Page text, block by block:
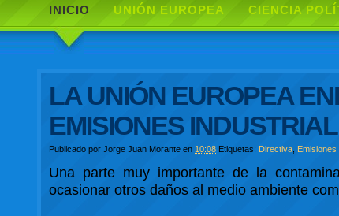
INICIO UNIÓN EUROPEA CIENCIA
LA UNIÓN EUROPEA
EMISIONES
Publicado porJorge Juan Morante en 10:08 Etiquetas: Directiva Emisiones
Una parte muy importante de la
ocasionar otros daños al medio ambiente